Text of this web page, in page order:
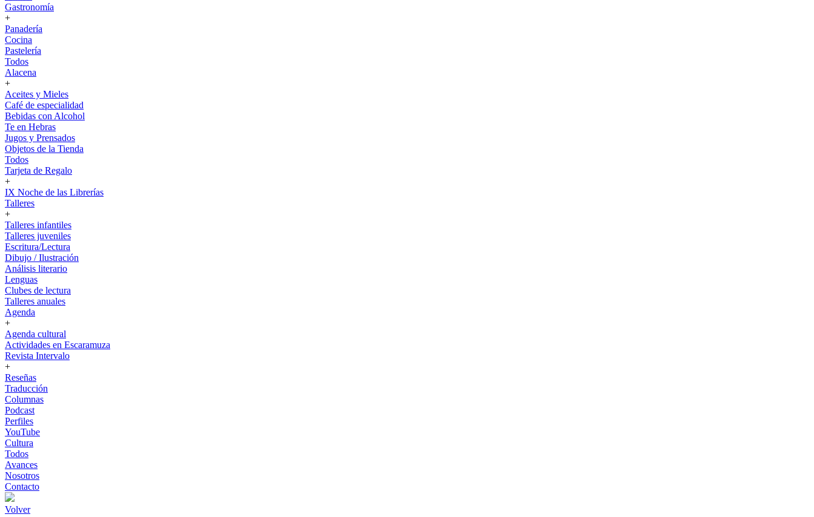
Gastronomía
+
Panadería
Cocina
Pastelería
Todos
Alacena
+
Aceites y Mieles
Café de especialidad
Bebidas con Alcohol
Te en Hebras
Jugos y Prensados
Objetos de la Tienda
Todos
Tarjeta de Regalo
+
IX Noche de las Librerías
Talleres
+
Talleres infantiles
Talleres juveniles
Escritura/Lectura
Dibujo / Ilustración
Análisis literario
Lenguas
Clubes de lectura
Talleres anuales
Agenda
+
Agenda cultural
Actividades en Escaramuza
Revista Intervalo
+
Reseñas
Traducción
Columnas
Podcast
Perfiles
YouTube
Cultura
Todos
Avances
Nosotros
Contacto
Volver